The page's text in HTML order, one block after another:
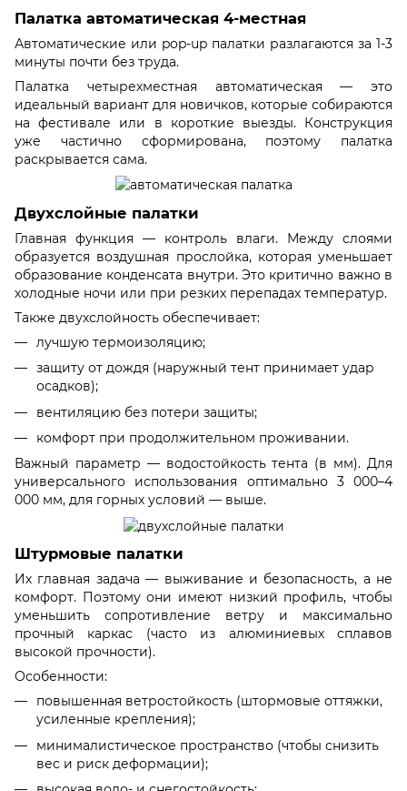
Палатка автоматическая 4-местная
Автоматические или pop-up палатки разлагаются за 1-3
минуты почти без труда.
Палатка четырехместная автоматическая — это
идеальный вариант для новичков, которые собираются
на фестивале или в короткие выезды. Конструкция
уже частично сформирована, поэтому палатка
раскрывается сама.
Двухслойные палатки
Главная функция — контроль влаги. Между слоями
образуется воздушная прослойка, которая уменьшает
образование конденсата внутри. Это критично важно в
холодные ночи или при резких перепадах температур.
Также двухслойность обеспечивает:
лучшую термоизоляцию;
защиту от дождя (наружный тент принимает удар
осадков);
вентиляцию без потери защиты;
комфорт при продолжительном проживании.
Важный параметр — водостойкость тента (в мм). Для
универсального использования оптимально 3 000–4
000 мм, для горных условий — выше.
Штурмовые палатки
Их главная задача — выживание и безопасность, а не
комфорт. Поэтому они имеют низкий профиль, чтобы
уменьшить сопротивление ветру и максимально
прочный каркас (часто из алюминиевых сплавов
высокой прочности).
Особенности:
повышенная ветростойкость (штормовые оттяжки,
усиленные крепления);
минималистическое пространство (чтобы снизить
вес и риск деформации);